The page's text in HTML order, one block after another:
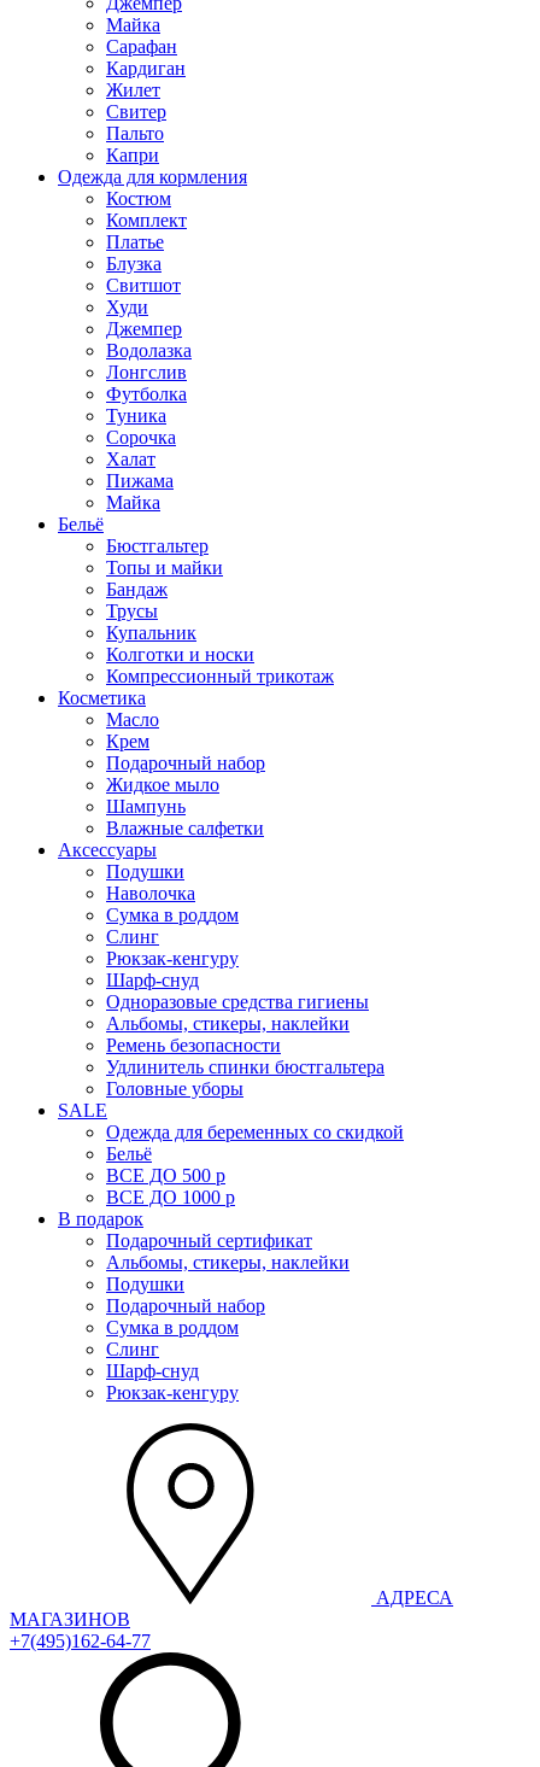
Майка
Сарафан
Кардиган
Жилет
Свитер
Пальто
Капри
Одежда для кормления
Костюм
Комплект
Платье
Блузка
Свитшот
Худи
Джемпер
Водолазка
Лонгслив
Футболка
Туника
Сорочка
Халат
Пижама
Майка
Бельё
Бюстгальтер
Топы и майки
Бандаж
Трусы
Купальник
Колготки и носки
Компрессионный трикотаж
Косметика
Масло
Крем
Подарочный набор
Жидкое мыло
Шампунь
Влажные салфетки
Аксессуары
Подушки
Наволочка
Сумка в роддом
Cлинг
Рюкзак-кенгуру
Шарф-снуд
Одноразовые средства гигиены
Альбомы, стикеры, наклейки
Ремень безопасности
Удлинитель спинки бюстгальтера
Головные уборы
SALE
Одежда для беременных со скидкой
Бельё
ВСЕ ДО 500 р
ВСЕ ДО 1000 р
В подарок
Подарочный сертификат
Альбомы, стикеры, наклейки
Подушки
Подарочный набор
Сумка в роддом
Слинг
Шарф-снуд
Рюкзак-кенгуру
АДРЕСА
МАГАЗИНОВ
+7(495)162-64-77